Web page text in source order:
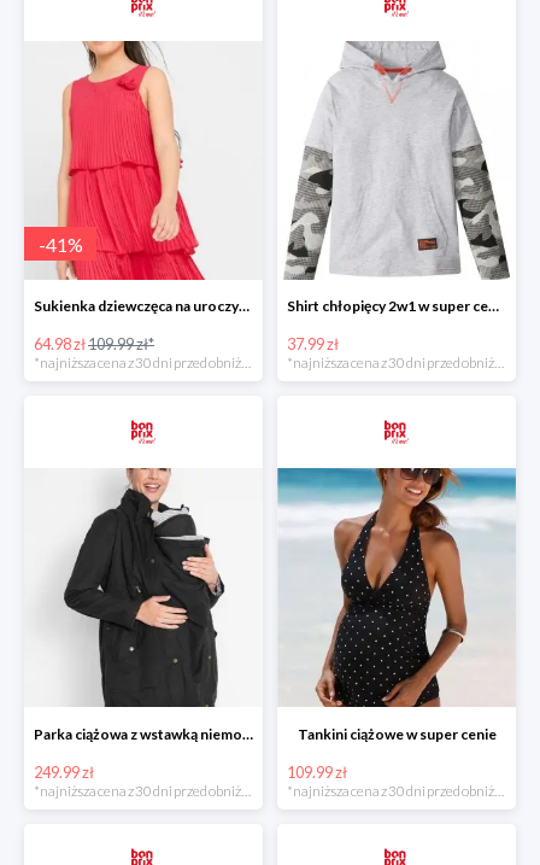
-41%
Sukienka dziewczęca na uroczyste okazje z falbanami -40%
64.98 zł109.99 zł*
*najniższa cena z 30 dni przed obniżką
Shirt chłopięcy 2w1 w super cenie
37.99 zł
*najniższa cena z 30 dni przed obniżką
Parka ciążowa z wstawką niemowlęcą na nosidełko w super cenie
249.99 zł
Tankini ciążowe w super cenie
109.99 zł